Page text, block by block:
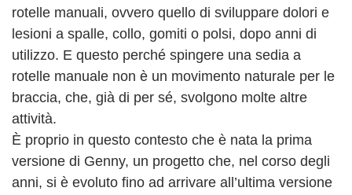
rotelle manuali, ovvero quello di sviluppare dolori e
lesioni a spalle, collo, gomiti o polsi, dopo anni di
utilizzo. E questo perché spingere una sedia a
rotelle manuale non è un movimento naturale per le
braccia, che, già di per sé, svolgono molte altre
attività.
È proprio in questo contesto che è nata la prima
versione di Genny, un progetto che, nel corso degli
anni, si è evoluto fino ad arrivare all’ultima versione